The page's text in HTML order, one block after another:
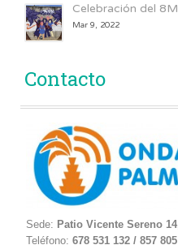
Celebración del
Mar 9, 2022
Contacto
Sede: Patio Vicente Sereno
Teléfono: 678 531 132 / 857